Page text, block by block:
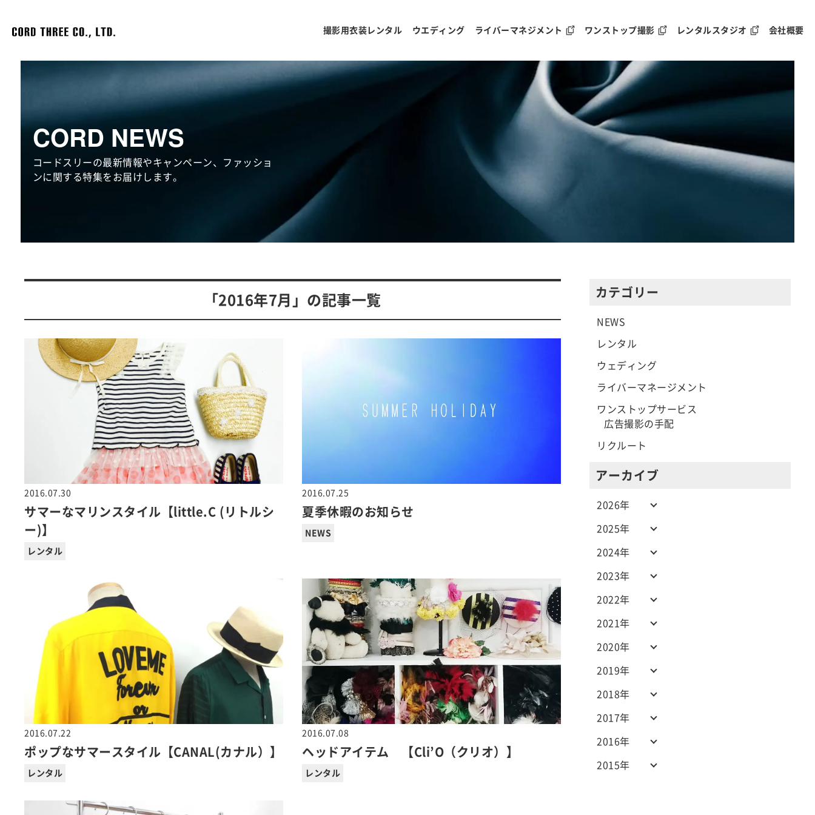
撮影用衣装レンタル ウエディング ライバーマネジメント ワンストップ撮影 レンタルスタジオ 会社概要
CORD NEWS
コードスリーの最新情報やキャンペーン、ファッショ
ンに関する特集をお届けします。
「2016年7月」の記事一覧
2016.07.30
サマーなマリンスタイル【little.C (リトルシ
ー)】
レンタル
2016.07.25
夏季休暇のお知らせ
NEWS
2016.07.22
ポップなサマースタイル【CANAL(カナル）】
レンタル
2016.07.08
ヘッドアイテム 【Cli’O（クリオ）】
レンタル
カテゴリー
NEWS
レンタル
ウェディング
ライバーマネージメント
ワンストップサービス
広告撮影の手配
リクルート
アーカイブ
2015年
2016年
2017年
2018年
2019年
2020年
2021年
2022年
2023年
2024年
2025年
2026年